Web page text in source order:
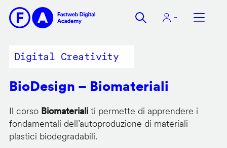
contenuto
Digital Creativity
BioDesign – Biomateriali
Il corso Biomaterialiti permette di apprendere i
fondamentali dell’autoproduzione di materiali
plastici biodegradabili.